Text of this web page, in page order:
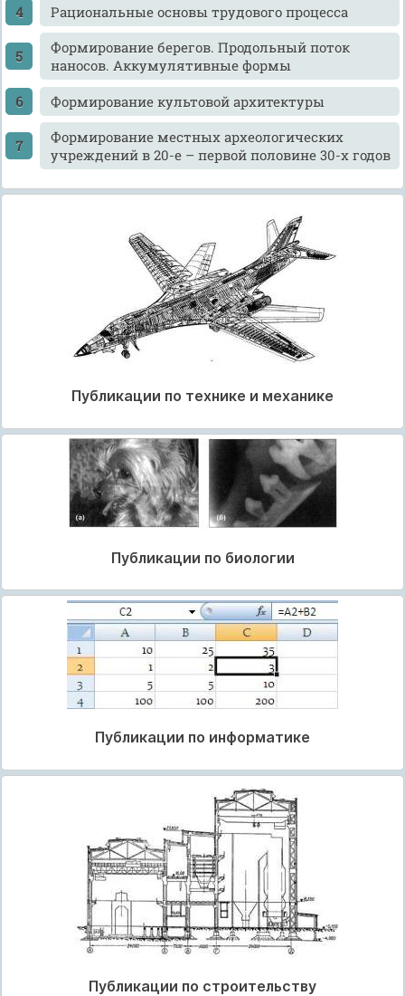
Рациональные основы трудового процесса
Формирование берегов. Продольный поток
наносов. Аккумулятивные формы
Формирование культовой архитектуры
Формирование местных археологических
учреждений в 20-е – первой половине 30-х годов
Публикации по технике и механике
Публикации по биологии
Публикации по информатике
Публикации по строительству